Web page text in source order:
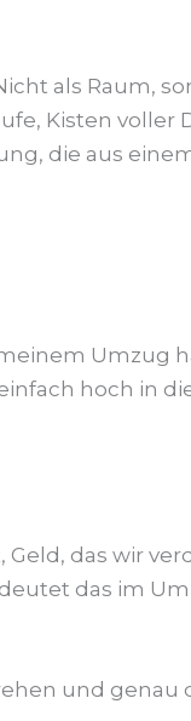
als Raum,
Kisten voller
die aus
Umzug
hoch in
das wir
das im
und genau